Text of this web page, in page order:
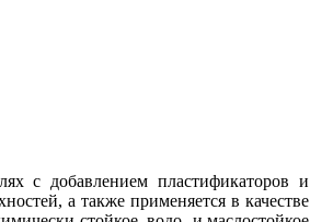
с добавлением пластификаторов и
а также применяется в качестве